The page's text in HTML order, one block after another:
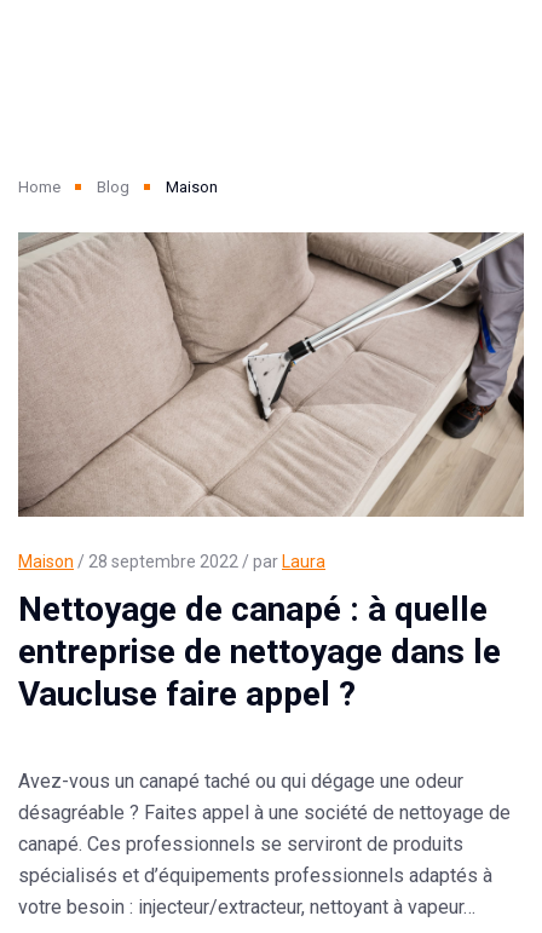
Home Blog Maison
Maison / 28 septembre 2022 / par Laura
Nettoyage de canapé : à quelle
entreprise de nettoyage dans le
Vaucluse faire appel ?
Avez-vous un canapé taché ou qui dégage une odeur
désagréable ? Faites appel à une société de nettoyage de
canapé. Ces professionnels se serviront de produits
spécialisés et d’équipements professionnels adaptés à
votre besoin : injecteur/extracteur, nettoyant à vapeur…